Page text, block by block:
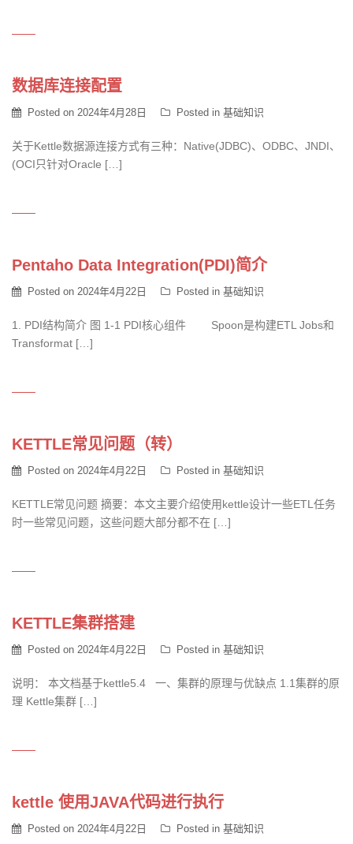
数据库连接配置
Posted on 2024年4月28日 Posted in 基础知识
关于Kettle数据源连接方式有三种：Native(JDBC)、ODBC、JNDI、
(OCI只针对Oracle […]
Pentaho Data Integration(PDI)简介
Posted on 2024年4月22日 Posted in 基础知识
1. PDI结构简介 图 1‑1 PDI核心组件 Spoon是构建ETL Jobs和
Transformat […]
KETTLE常见问题（转）
Posted on 2024年4月22日 Posted in 基础知识
KETTLE常见问题 摘要：本文主要介绍使用kettle设计一些ETL任务
时一些常见问题，这些问题大部分都不在 […]
KETTLE集群搭建
Posted on 2024年4月22日 Posted in 基础知识
说明： 本文档基于kettle5.4 一、集群的原理与优缺点 1.1集群的原
理 Kettle集群 […]
kettle 使用JAVA代码进行执行
Posted on 2024年4月22日 Posted in 基础知识